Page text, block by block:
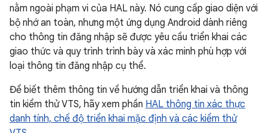
nằm ngoài phạm vi của HAL này. Nó cung cấp giao diện với
bộ nhớ an toàn, nhưng một ứng dụng Android dành riêng
cho thông tin đăng nhập sẽ được yêu cầu triển khai các
giao thức và quy trình trình bày và xác minh phù hợp với
loại thông tin đăng nhập cụ thể.
Để biết thêm thông tin về hướng dẫn triển khai và thông
tin kiểm thử VTS, hãy xem phần HAL thông tin xác thực
danh tính, chế độ triển khai mặc định và các kiểm thử